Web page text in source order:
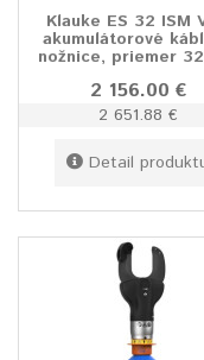
Klauke ES 32 ISM
akumulátorové
nožnice, priemer
2 156.00 €
2 651.88 €
Detail